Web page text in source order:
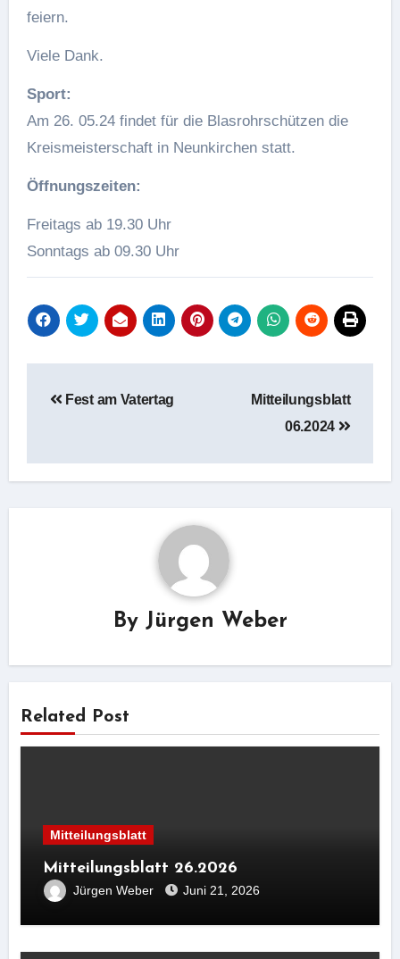
feiern.
Viele Dank.
Sport:
Am 26. 05.24 findet für die Blasrohrschützen die
Kreismeisterschaft in Neunkirchen statt.
Öffnungszeiten:
Freitags ab 19.30 Uhr
Sonntags ab 09.30 Uhr
Fest am Vatertag
Mitteilungsblatt
06.2024
By Jürgen Weber
Related Post
Mitteilungsblatt
Mitteilungsblatt 26.2026
Jürgen Weber Juni 21, 2026